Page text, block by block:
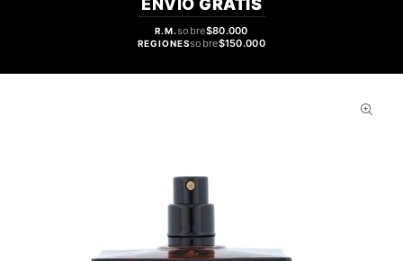
R.M.sobre$80.000
REGIONESsobre$150.000